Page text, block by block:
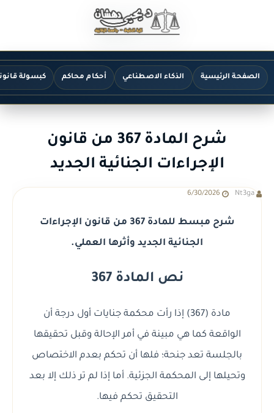
الصفحة الرئيسية الذكاء الاصطناعي أحكام محاكم كبسولة
شرح المادة 367 من قانون
الإجراءات الجنائية الجديد
Nt3ga
6/30/2026
شرح مبسط للمادة 367 من قانون الإجراءات
الجنائية الجديد وأثرها العملي.
نص المادة 367
مادة (367) إذا رأت محكمة جنايات أول درجة أن
الواقعة كما هي مبينة في أمر الإحالة وقبل تحقيقها
بالجلسة تعد جنحة؛ فلها أن تحكم بعدم الاختصاص
وتحيلها إلى المحكمة الجزئية. أما إذا لم تر ذلك إلا بعد
التحقيق تحكم فيها.